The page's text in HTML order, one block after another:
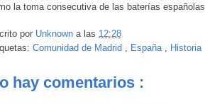
la toma consecutiva de las baterías españolas.
por Unknown a las 12:28
Comunidad de Madrid , España , Historia
hay comentarios :